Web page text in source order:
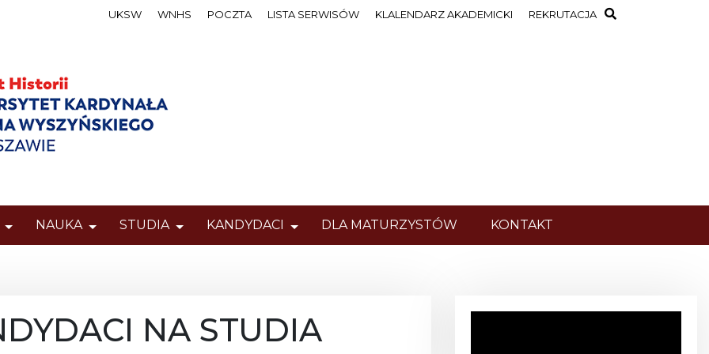
UKSW WNHS POCZTA LISTA SERWISÓW KLALENDARZ AKADEMICKI REKRUTACJA
NAUKA STUDIA KANDYDACI DLA MATURZYSTÓW KONTAKT
NA STUDIA